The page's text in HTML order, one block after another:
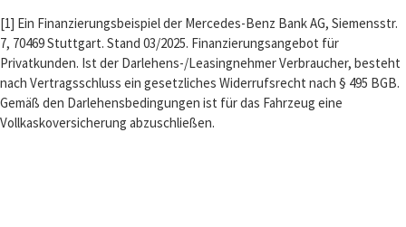
[1] Ein Finanzierungsbeispiel der Mercedes-Benz Bank AG, Siemensstr.
7, 70469 Stuttgart. Stand 03/2025. Finanzierungsangebot für
Privatkunden. Ist der Darlehens-/Leasingnehmer Verbraucher, besteht
nach Vertragsschluss ein gesetzliches Widerrufsrecht nach § 495 BGB.
Gemäß den Darlehensbedingungen ist für das Fahrzeug eine
Vollkaskoversicherung abzuschließen.